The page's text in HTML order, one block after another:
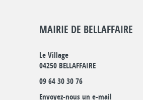
MAIRIE DE BELLAFFAIRE
Le Village
04250 BELLAFFAIRE
09 64 30 30 76
Envoyez-nous un e-mail